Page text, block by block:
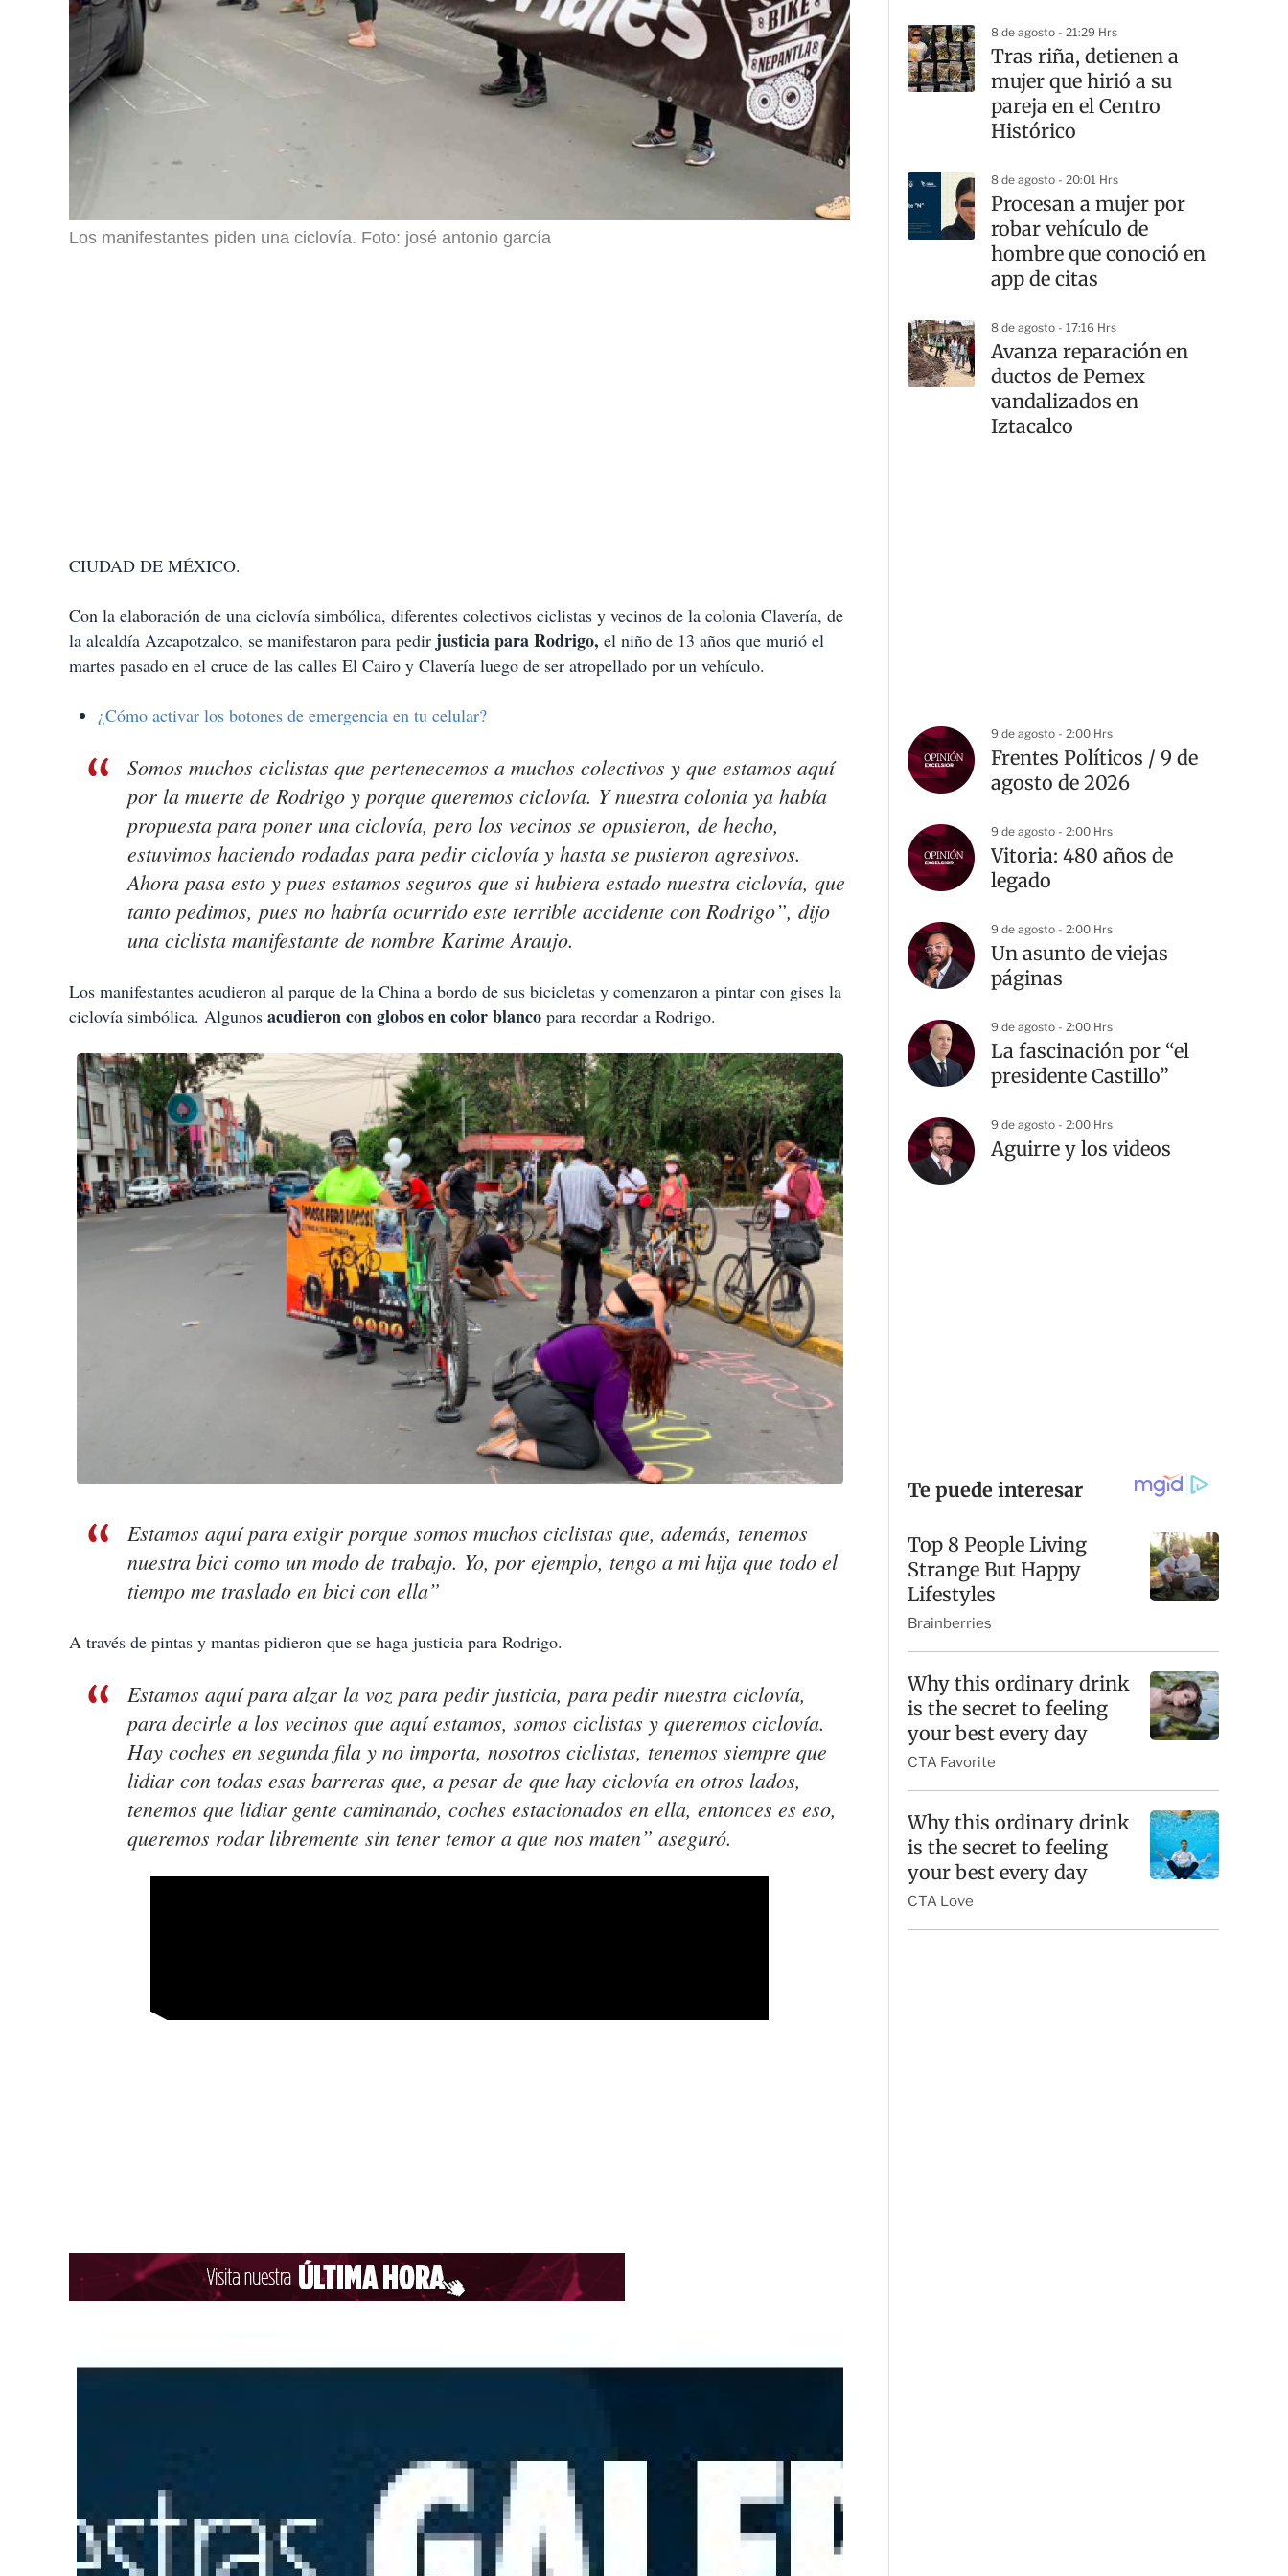
Los manifestantes piden una ciclovía. Foto: josé antonio garcía
CIUDAD DE MÉXICO.
Con la elaboración de una ciclovía simbólica, diferentes colectivos ciclistas y vecinos de la colonia Clavería, de
la alcaldía Azcapotzalco, se manifestaron para pedir justicia para Rodrigo, el niño de 13 años que murió el
martes pasado en el cruce de las calles El Cairo y Clavería luego de ser atropellado por un vehículo.
¿Cómo activar los botones de emergencia en tu celular?
Somos muchos ciclistas que pertenecemos a muchos colectivos y que estamos aquí
por la muerte de Rodrigo y porque queremos ciclovía. Y nuestra colonia ya había
propuesta para poner una ciclovía, pero los vecinos se opusieron, de hecho,
estuvimos haciendo rodadas para pedir ciclovía y hasta se pusieron agresivos.
Ahora pasa esto y pues estamos seguros que si hubiera estado nuestra ciclovía, que
tanto pedimos, pues no habría ocurrido este terrible accidente con Rodrigo”, dijo
una ciclista manifestante de nombre Karime Araujo.
Los manifestantes acudieron al parque de la China a bordo de sus bicicletas y comenzaron a pintar con gises la
ciclovía simbólica. Algunos acudieron con globos en color blanco para recordar a Rodrigo.
Estamos aquí para exigir porque somos muchos ciclistas que, además, tenemos
nuestra bici como un modo de trabajo. Yo, por ejemplo, tengo a mi hija que todo el
tiempo me traslado en bici con ella”
A través de pintas y mantas pidieron que se haga justicia para Rodrigo.
Estamos aquí para alzar la voz para pedir justicia, para pedir nuestra ciclovía,
para decirle a los vecinos que aquí estamos, somos ciclistas y queremos ciclovía.
Hay coches en segunda fila y no importa, nosotros ciclistas, tenemos siempre que
lidiar con todas esas barreras que, a pesar de que hay ciclovía en otros lados,
tenemos que lidiar gente caminando, coches estacionados en ella, entonces es eso,
queremos rodar libremente sin tener temor a que nos maten” aseguró.
8 de agosto - 21:29 Hrs
Tras riña, detienen a
mujer que hirió a su
pareja en el Centro
Histórico
8 de agosto - 20:01 Hrs
Procesan a mujer por
robar vehículo de
hombre que conoció en
app de citas
8 de agosto - 17:16 Hrs
Avanza reparación en
ductos de Pemex
vandalizados en
Iztacalco
9 de agosto - 2:00 Hrs
Frentes Políticos / 9 de
agosto de 2026
9 de agosto - 2:00 Hrs
Vitoria: 480 años de
legado
9 de agosto - 2:00 Hrs
Un asunto de viejas
páginas
9 de agosto - 2:00 Hrs
La fascinación por “el
presidente Castillo”
9 de agosto - 2:00 Hrs
Aguirre y los videos